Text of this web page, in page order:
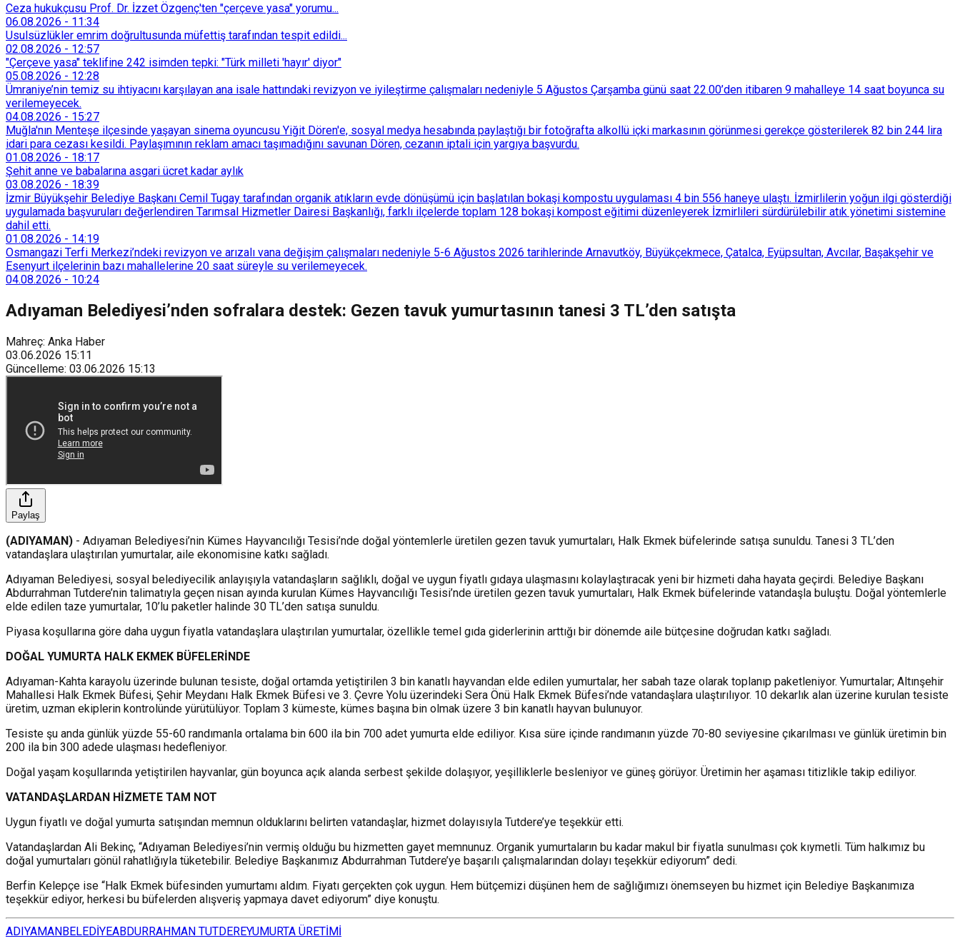
Ceza hukukçusu Prof. Dr. İzzet Özgenç'ten "çerçeve yasa" yorumu...
06.08.2026 - 11:34
Usulsüzlükler emrim doğrultusunda müfettiş tarafından tespit edildi...
02.08.2026 - 12:57
"Çerçeve yasa" teklifine 242 isimden tepki: "Türk milleti 'hayır' diyor"
05.08.2026 - 12:28
Ümraniye’nin temiz su ihtiyacını karşılayan ana isale hattındaki revizyon ve iyileştirme çalışmaları nedeniyle 5 Ağustos Çarşamba günü saat 22.00’den itibaren 9 mahalleye 14 saat boyunca su
verilemeyecek.
04.08.2026 - 15:27
Muğla'nın Menteşe ilçesinde yaşayan sinema oyuncusu Yiğit Dören'e, sosyal medya hesabında paylaştığı bir fotoğrafta alkollü içki markasının görünmesi gerekçe gösterilerek 82 bin 244 lira
idari para cezası kesildi. Paylaşımının reklam amacı taşımadığını savunan Dören, cezanın iptali için yargıya başvurdu.
01.08.2026 - 18:17
Şehit anne ve babalarına asgari ücret kadar aylık
03.08.2026 - 18:39
İzmir Büyükşehir Belediye Başkanı Cemil Tugay tarafından organik atıkların evde dönüşümü için başlatılan bokaşi kompostu uygulaması 4 bin 556 haneye ulaştı. İzmirlilerin yoğun ilgi gösterdiği
uygulamada başvuruları değerlendiren Tarımsal Hizmetler Dairesi Başkanlığı, farklı ilçelerde toplam 128 bokaşi kompost eğitimi düzenleyerek İzmirlileri sürdürülebilir atık yönetimi sistemine
dahil etti.
01.08.2026 - 14:19
Osmangazi Terfi Merkezi’ndeki revizyon ve arızalı vana değişim çalışmaları nedeniyle 5-6 Ağustos 2026 tarihlerinde Arnavutköy, Büyükçekmece, Çatalca, Eyüpsultan, Avcılar, Başakşehir ve
Esenyurt ilçelerinin bazı mahallelerine 20 saat süreyle su verilemeyecek.
04.08.2026 - 10:24
Adıyaman Belediyesi’nden sofralara destek: Gezen tavuk yumurtasının tanesi 3 TL’den satışta
Mahreç: Anka Haber
03.06.2026 15:11
Güncelleme: 03.06.2026 15:13
Paylaş
(ADIYAMAN) - Adıyaman Belediyesi’nin Kümes Hayvancılığı Tesisi’nde doğal yöntemlerle üretilen gezen tavuk yumurtaları, Halk Ekmek büfelerinde satışa sunuldu. Tanesi 3 TL’den
vatandaşlara ulaştırılan yumurtalar, aile ekonomisine katkı sağladı.
Adıyaman Belediyesi, sosyal belediyecilik anlayışıyla vatandaşların sağlıklı, doğal ve uygun fiyatlı gıdaya ulaşmasını kolaylaştıracak yeni bir hizmeti daha hayata geçirdi. Belediye Başkanı
Abdurrahman Tutdere’nin talimatıyla geçen nisan ayında kurulan Kümes Hayvancılığı Tesisi’nde üretilen gezen tavuk yumurtaları, Halk Ekmek büfelerinde vatandaşla buluştu. Doğal yöntemlerle
elde edilen taze yumurtalar, 10’lu paketler halinde 30 TL’den satışa sunuldu.
Piyasa koşullarına göre daha uygun fiyatla vatandaşlara ulaştırılan yumurtalar, özellikle temel gıda giderlerinin arttığı bir dönemde aile bütçesine doğrudan katkı sağladı.
DOĞAL YUMURTA HALK EKMEK BÜFELERİNDE
Adıyaman-Kahta karayolu üzerinde bulunan tesiste, doğal ortamda yetiştirilen 3 bin kanatlı hayvandan elde edilen yumurtalar, her sabah taze olarak toplanıp paketleniyor. Yumurtalar; Altınşehir
Mahallesi Halk Ekmek Büfesi, Şehir Meydanı Halk Ekmek Büfesi ve 3. Çevre Yolu üzerindeki Sera Önü Halk Ekmek Büfesi’nde vatandaşlara ulaştırılıyor. 10 dekarlık alan üzerine kurulan tesiste
üretim, uzman ekiplerin kontrolünde yürütülüyor. Toplam 3 kümeste, kümes başına bin olmak üzere 3 bin kanatlı hayvan bulunuyor.
Tesiste şu anda günlük yüzde 55-60 randımanla ortalama bin 600 ila bin 700 adet yumurta elde ediliyor. Kısa süre içinde randımanın yüzde 70-80 seviyesine çıkarılması ve günlük üretimin bin
200 ila bin 300 adede ulaşması hedefleniyor.
Doğal yaşam koşullarında yetiştirilen hayvanlar, gün boyunca açık alanda serbest şekilde dolaşıyor, yeşilliklerle besleniyor ve güneş görüyor. Üretimin her aşaması titizlikle takip ediliyor.
VATANDAŞLARDAN HİZMETE TAM NOT
Uygun fiyatlı ve doğal yumurta satışından memnun olduklarını belirten vatandaşlar, hizmet dolayısıyla Tutdere’ye teşekkür etti.
Vatandaşlardan Ali Bekinç, “Adıyaman Belediyesi’nin vermiş olduğu bu hizmetten gayet memnunuz. Organik yumurtaların bu kadar makul bir fiyatla sunulması çok kıymetli. Tüm halkımız bu
doğal yumurtaları gönül rahatlığıyla tüketebilir. Belediye Başkanımız Abdurrahman Tutdere’ye başarılı çalışmalarından dolayı teşekkür ediyorum” dedi.
Berfin Kelepçe ise “Halk Ekmek büfesinden yumurtamı aldım. Fiyatı gerçekten çok uygun. Hem bütçemizi düşünen hem de sağlığımızı önemseyen bu hizmet için Belediye Başkanımıza
teşekkür ediyor, herkesi bu büfelerden alışveriş yapmaya davet ediyorum” diye konuştu.
ADIYAMANBELEDİYEABDURRAHMAN TUTDEREYUMURTA ÜRETİMİ